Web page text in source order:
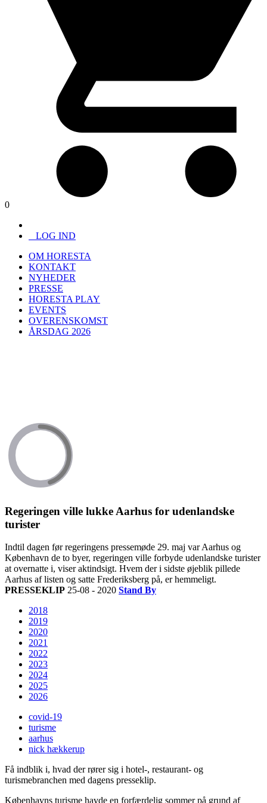
0
LOG IND
OM HORESTA
KONTAKT
NYHEDER
PRESSE
HORESTA PLAY
EVENTS
OVERENSKOMST
ÅRSDAG 2026
Regeringen ville lukke Aarhus for udenlandske
turister
Indtil dagen før regeringens pressemøde 29. maj var Aarhus og
København de to byer, regeringen ville forbyde udenlandske turister
at overnatte i, viser aktindsigt. Hvem der i sidste øjeblik pillede
Aarhus af listen og satte Frederiksberg på, er hemmeligt.
PRESSEKLIP 25-08 - 2020 Stand By
2018
2019
2020
2021
2022
2023
2024
2025
2026
covid-19
turisme
aarhus
nick hækkerup
Få indblik i, hvad der rører sig i hotel-, restaurant- og
turismebranchen med dagens presseklip.
Københavns turisme havde en forfærdelig sommer på grund af